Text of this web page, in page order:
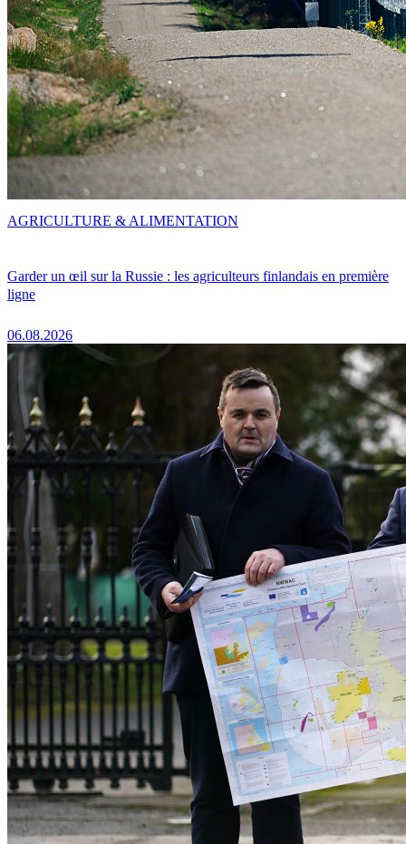
Garder un œil sur la Russie : les agriculteurs finlandais en première
ligne
06.08.2026
AGRICULTURE & ALIMENTATION